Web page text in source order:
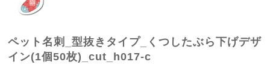
ペット名刺_型抜きタイプ_くつしたぶら下げデザ
イン(1個50枚)_cut_h017-c